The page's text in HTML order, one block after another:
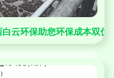
云环保助您环保成本双优